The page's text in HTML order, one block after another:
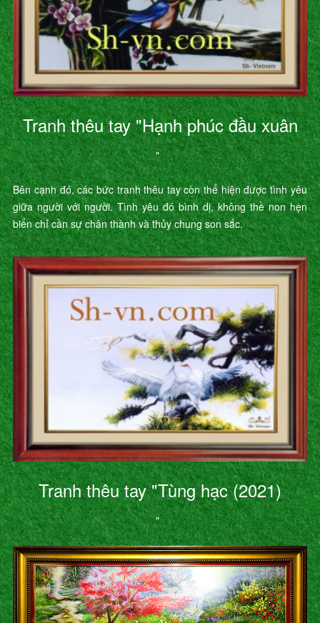
Tranh thêu tay "Hạnh phúc đầu xuân
"
Bên cạnh đó, các bức tranh thêu tay còn thể hiện được tình yêu
giữa người với người. Tình yêu đó bình dị, không thề non hẹn
biển chỉ cần sự chân thành và thủy chung son sắc.
Tranh thêu tay "Tùng hạc (2021)
"